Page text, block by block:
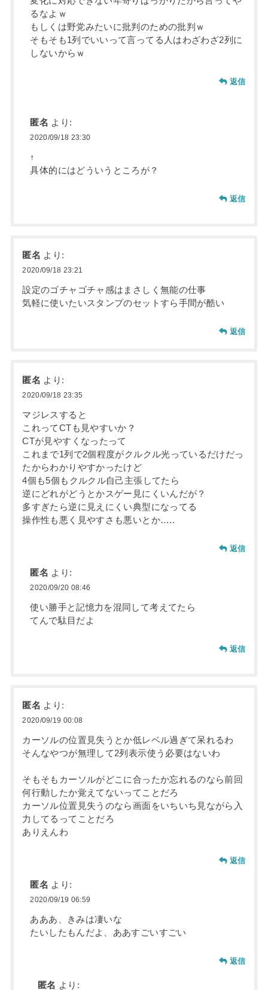
るなよｗ
もしくは野党みたいに批判のための批判ｗ
そもそも1列でいいって言ってる人はわざわざ2列に
しないからｗ
返信
匿名 より:
2020/09/18 23:30
↑
具体的にはどういうところが？
返信
匿名 より:
2020/09/18 23:21
設定のゴチャゴチャ感はまさしく無能の仕事
気軽に使いたいスタンプのセットすら手間が酷い
返信
匿名 より:
2020/09/18 23:35
マジレスすると
これってCTも見やすいか？
CTが見やすくなったって
これまで1列で2個程度がクルクル光っているだけだっ
たからわかりやすかったけど
4個も5個もクルクル自己主張してたら
逆にどれがどうとかスゲー見にくいんだが？
多すぎたら逆に見えにくい典型になってる
操作性も悪く見やすさも悪いとか…..
返信
匿名 より:
2020/09/20 08:46
使い勝手と記憶力を混同して考えてたら
てんで駄目だよ
返信
匿名 より:
2020/09/19 00:08
カーソルの位置見失うとか低レベル過ぎて呆れるわ
そんなやつが無理して2列表示使う必要はないわ
そもそもカーソルがどこに合ったか忘れるのなら前回
何行動したか覚えてないってことだろ
カーソル位置見失うのなら画面をいちいち見ながら入
力してるってことだろ
ありえんわ
返信
匿名 より:
2020/09/19 06:59
あああ、きみは凄いな
たいしたもんだよ、ああすごいすごい
返信
匿名 より: